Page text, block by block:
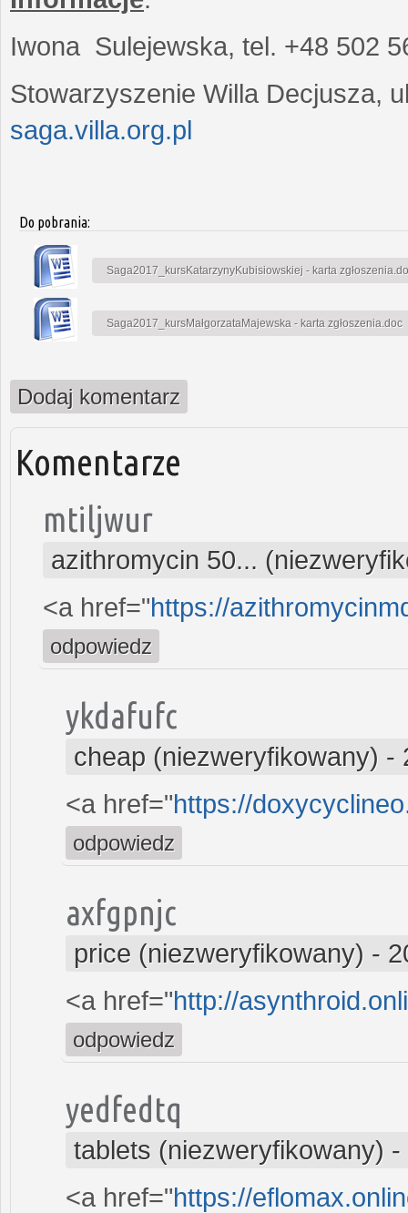
Iwona Sulejewska, tel. +48 502
Stowarzyszenie Willa Decjusza,
saga.villa.org.pl
Do pobrania:
Saga2017_kursKatarzynyKubisiowskiej - karta
Saga2017_kursMałgorzataMajewska - karta zgłoszenia.doc
Dodaj komentarz
Komentarze
mtiljwur
azithromycin 50...
<a href="https://
odpowiedz
ykdafufc
cheap (niezweryfikowany) -
<a href="https://
odpowiedz
axfgpnjc
price (niezweryfikowany) -
<a href="http://
odpowiedz
yedfedtq
tablets (niezweryfikowany) -
<a href="https://